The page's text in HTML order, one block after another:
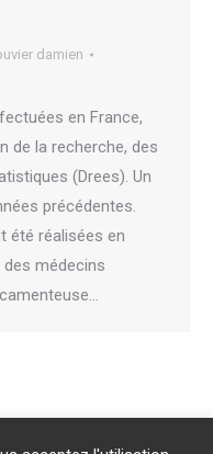
damien
en France,
de la recherche, des
(Drees). Un
précédentes.
été réalisées en
médecins